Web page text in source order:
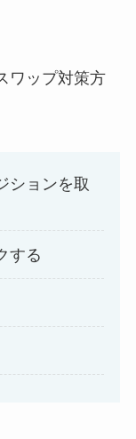
ワップ対策方
ションを取
する